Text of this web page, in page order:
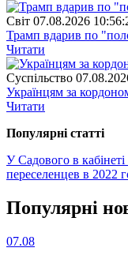
Свiт 07.08.2026
Трамп вдарив по
Читати
Суспiльство
Українцям за
Читати
Популярнi статтi
У Садового в
переселенцев в 2022
Популярнi
07.08